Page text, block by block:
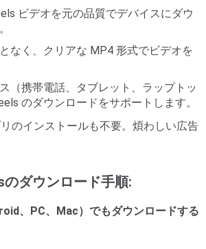
ビデオを元の品質でデバイスにダウ
なく、クリアな MP4 形式でビデオを
（携帯電話、タブレット、ラップトッ
のダウンロードをサポートします。
のインストールも不要。煩わしい広告
ダウンロード手順:
、PC、Mac）でもダウンロードする